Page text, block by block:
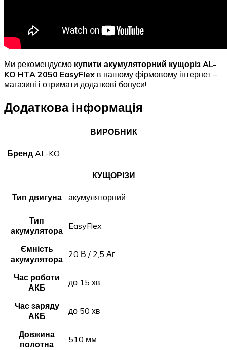
Ми рекомендуємо купити акумуляторний кущоріз AL-
KO HTA 2050 EasyFlex в нашому фірмовому інтернет –
магазині і отримати додаткові бонуси!
Додаткова інформація
ВИРОБНИК
Бренд AL-KO
КУЩОРІЗИ
Тип двигуна акумуляторний
Тип
акумулятора EasyFlex
Ємність
акумулятора 20 В / 2,5 Аг
Час роботи
АКБ
до 15 хв
Час заряду
АКБ
до 50 хв
Довжина
полотна
510 мм